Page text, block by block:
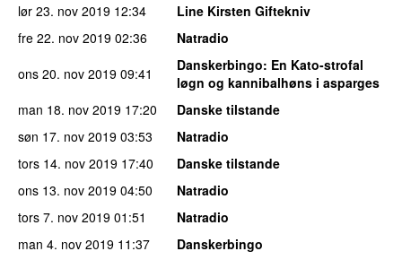
lør 23. nov 2019 12:34
Line Kirsten Giftekniv
fre 22. nov 2019 02:36
Natradio
ons 20. nov 2019 09:41 Danskerbingo: En Kato-strofal
løgn og kannibalhøns i asparges
man 18. nov 2019 17:20
Danske tilstande
søn 17. nov 2019 03:53
Natradio
tors 14. nov 2019 17:40
Danske tilstande
ons 13. nov 2019 04:50
Natradio
tors 7. nov 2019 01:51
Natradio
man 4. nov 2019 11:37
Danskerbingo